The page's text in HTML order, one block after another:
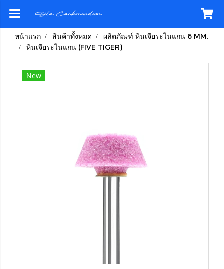
หน้าแรก สินค้าทั้งหมด
ผลิตภัณฑ์ หินเจียระไนแกน 6 MM.
หินเจียระไนแกน (FIVE TIGER)
New